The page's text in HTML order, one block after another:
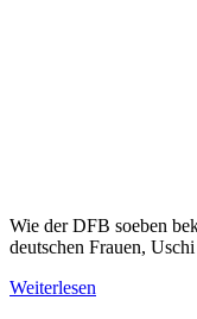
Wie der DFB soeben
deutschen Frauen,
Weiterlesen